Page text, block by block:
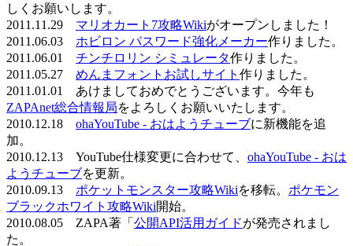
しくお願いします。
2011.11.29 マリオカート7攻略Wikiがオープンしました！
2011.06.03 ホビロン パスワード強化メーカー作りました。
2011.06.01 チンチロリン シミュレータ作りました。
2011.05.27 めんまフォントお試しサイト 作りました。
2011.01.01 あけましておめでとうございます。今年も
ZAPAnet総合情報局をよろしくお願いいたします。
2010.12.18 ohaYouTube - おはようチューブに新機能を追
加。
2010.12.13 YouTube仕様変更に合わせて、 ohaYouTube - おは
ようチューブを更新。
2010.09.13 ポケットモンスター攻略Wikiを移転。 ポケモン
ブラックホワイト攻略Wiki開始。
2010.08.05 ZAPA著「 公開API活用ガイドが発売されまし
た。